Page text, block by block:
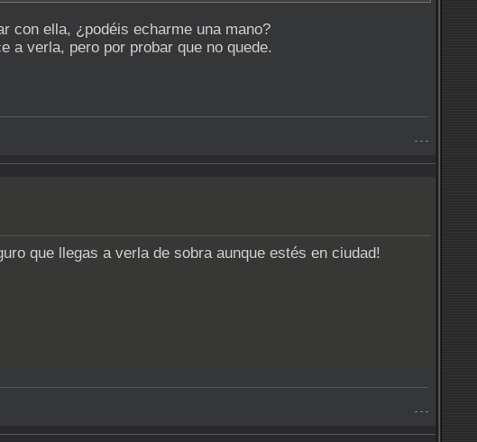
con ella, ¿podéis echarme una mano?
a verla, pero por probar que no quede.
- - -
que llegas a verla de sobra aunque estés en ciudad!
- - -